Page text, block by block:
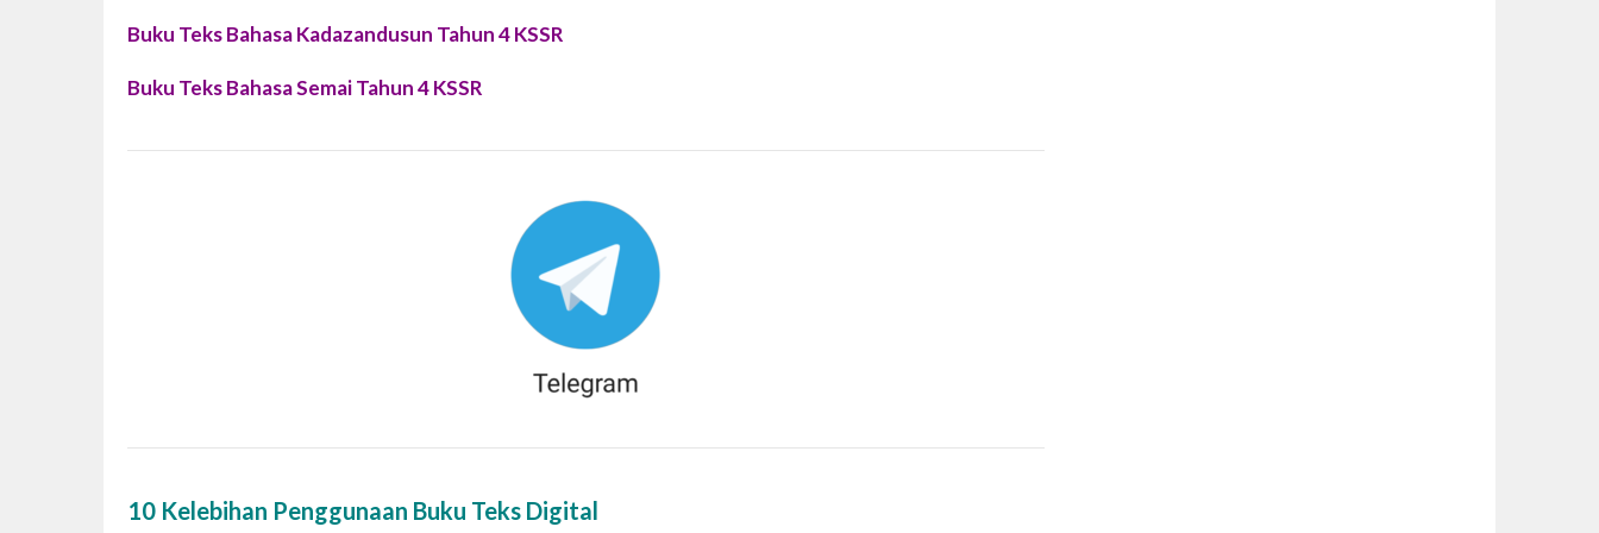
Buku Teks Bahasa Kadazandusun Tahun 4 KSSR
Buku Teks Bahasa Semai Tahun 4 KSSR
10 Kelebihan Penggunaan Buku Teks Digital